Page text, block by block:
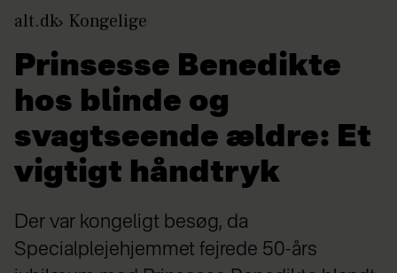
alt.dk Kongelige
Prinsesse Benedikte
hos blinde og
svagtseende ældre: Et
vigtigt håndtryk
Der var kongeligt besøg, da
Specialplejehjemmet fejrede 50-års